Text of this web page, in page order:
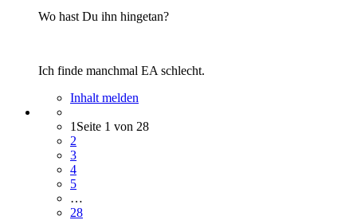
Wo hast Du ihn hingetan?
Ich finde manchmal EA schlecht.
Inhalt melden
1 Seite 1 von 28
2
3
4
5
…
28